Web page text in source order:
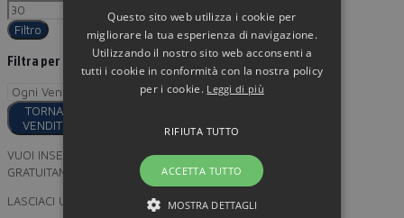
Filtro
Filtra per
TORNA AI
VENDITORI
VUOI INSERIRE I TUOI PRODOTTI
GRATUITAMENTE SU MINORPREZZO?
LASCIACI UN RECAPITO
Questo sito web utilizza i cookie per
migliorare la tua esperienza di navigazione.
Utilizzando il nostro sito web acconsenti a
tutti i cookie in conformità con la nostra policy
per i cookie. Leggi di più
ACCETTA TUTTO
RIFIUTA TUTTO
MOSTRA DETTAGLI